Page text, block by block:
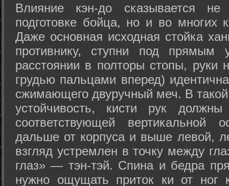
Влияние кэн-до сказывается не
подготовке бойца, но и во многих
Даже основная исходная стойка
противнику, ступни под прямым
расстоянии в полторы стопы, руки
грудью пальцами вперед)
сжимающего двуручный меч. В
устойчивость, кисти рук
соответствующей
дальше от корпуса и выше левой,
взгляд устремлен в точку между
глаз» — тэн-тэй. Спина и бедра
нужно ощущать приток ки от